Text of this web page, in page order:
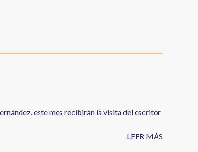
este mes recibirán la visita del escritor
LEER MÁS